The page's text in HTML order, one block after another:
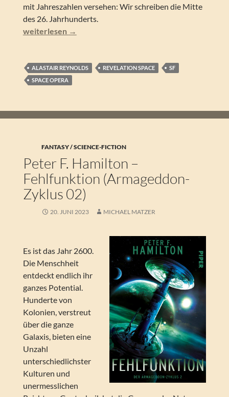
mit Jahreszahlen versehen: Wir schreiben die Mitte
des 26. Jahrhunderts.
Alastair Reynolds – Unendlichkeit (Revelation Space 01)
weiterlesen →
ALASTAIR REYNOLDS REVELATION SPACE
SF
SPACE OPERA
FANTASY / SCIENCE-FICTION
Peter F. Hamilton –
Fehlfunktion (Armageddon-
Zyklus 02)
20. JUNI 2023 MICHAEL MATZER
Es ist das Jahr 2600.
Die Menschheit
entdeckt endlich ihr
ganzes Potential.
Hunderte von
Kolonien, verstreut
über die ganze
Galaxis, bieten eine
Unzahl
unterschiedlichster
Kulturen und
unermesslichen